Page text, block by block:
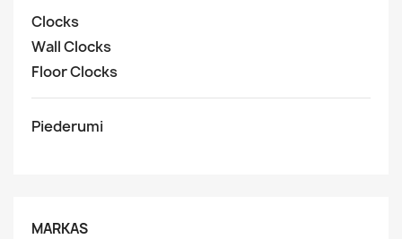
Clocks
Wall Clocks
Floor Clocks
Piederumi
MARKAS